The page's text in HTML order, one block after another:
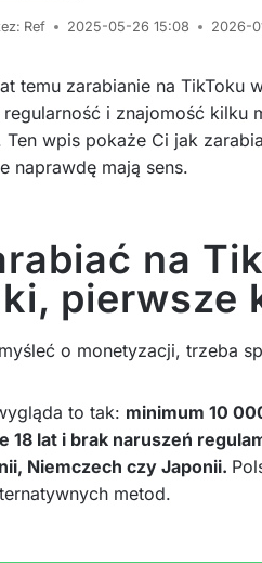
Ref 2025-05-26 15:08 2026-
temu zarabianie na TikToku
i znajomość kilku
Ten wpis pokaże Ci jak
naprawdę mają sens.
na
pierwsze
o monetyzacji, trzeba
to tak: minimum 10
18 lat i brak naruszeń
Niemczech czy Japonii.
metod.